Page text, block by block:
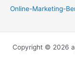
Online-Marketing-
Copyright © 2026